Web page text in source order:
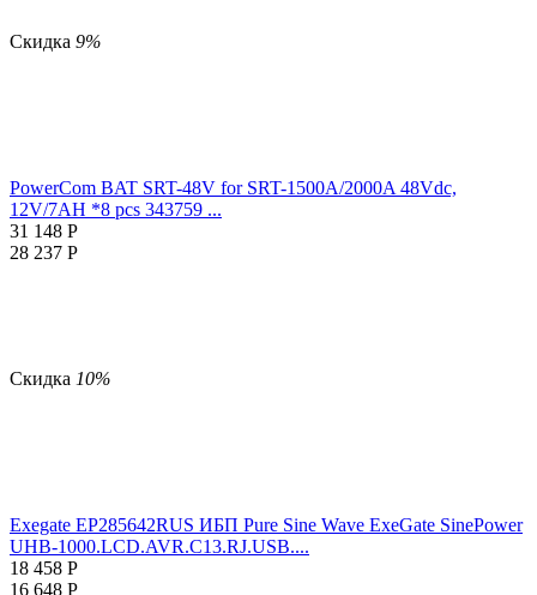
Скидка 9%
PowerCom BAT SRT-48V for SRT-1500A/2000A 48Vdc,
12V/7AH *8 pcs 343759 ...
31 148 Р
28 237 Р
Скидка 10%
Exegate EP285642RUS ИБП Pure Sine Wave ExeGate SinePower
UHB-1000.LCD.AVR.C13.RJ.USB....
18 458 Р
16 648 Р